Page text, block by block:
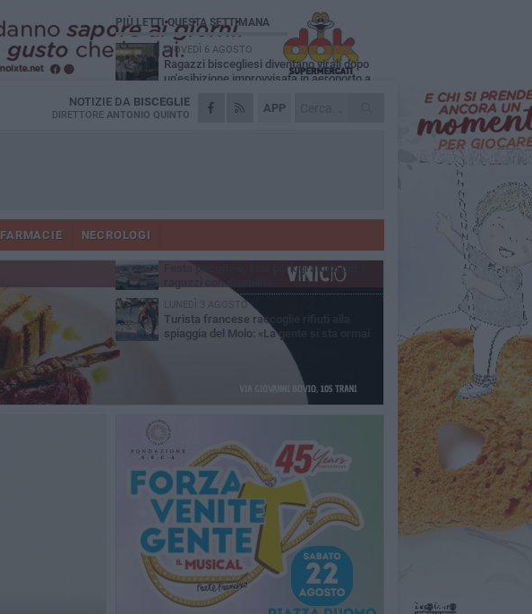
APP
NOTIZIE DA BISCEGLIE
DIRETTORE ANTONIO QUINTO
FARMACIE NECROLOGI
PIÙ LETTI QUESTA SETTIMANA
GIOVEDÌ 6 AGOSTO
Ragazzi biscegliesi diventano virali dopo
un'esibizione improvvisata in aeroporto a
MARTEDÌ 4 AGOSTO
Emergenza caldo, il Comune di Bisceglie
Due auto incendiate nella notte in via Dieta
MERCOLEDÌ 5 AGOSTO
Festa patronale, luna park gratuito per i
LUNEDÌ 3 AGOSTO
Turista francese raccoglie rifiuti alla
spiaggia del Molo: «La gente si sta ormai
abituando»